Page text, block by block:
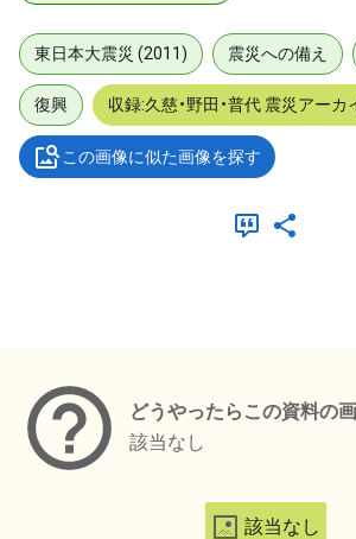
東日本大震災 (2011) 震災への備え
復興 収録:久慈・野田・普代 震災アーカ
この画像に似た画像を探す
どうやったらこの資料の
該当なし
該当なし